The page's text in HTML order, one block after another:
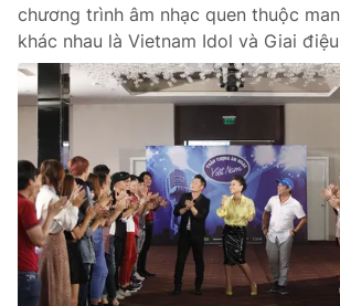
chương trình âm nhạc quen thuộc
khác nhau là Vietnam Idol và Giai